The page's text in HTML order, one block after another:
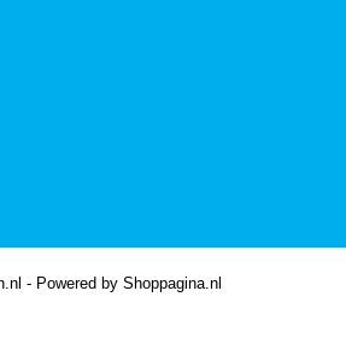
- Powered by Shoppagina.nl